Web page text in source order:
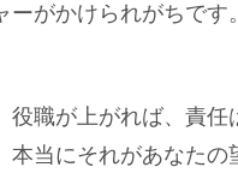
がかけられがちです。
役職が上がれば、責
本当にそれがあなたの